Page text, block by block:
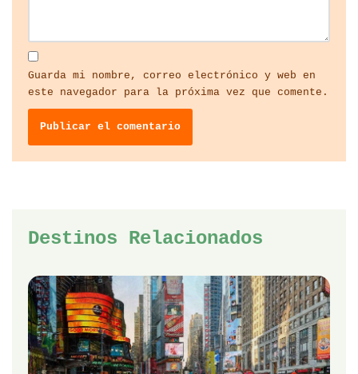
Guarda mi nombre, correo electrónico y web en
este navegador para la próxima vez que comente.
Destinos Relacionados